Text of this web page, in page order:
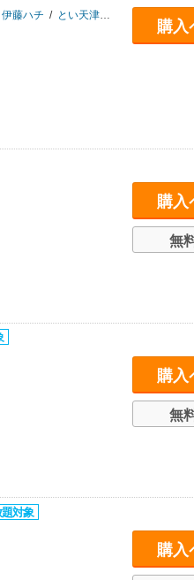
伊藤ハチ / とい天津 / 磯谷友紀
購入
購入
無
購入
無
購入